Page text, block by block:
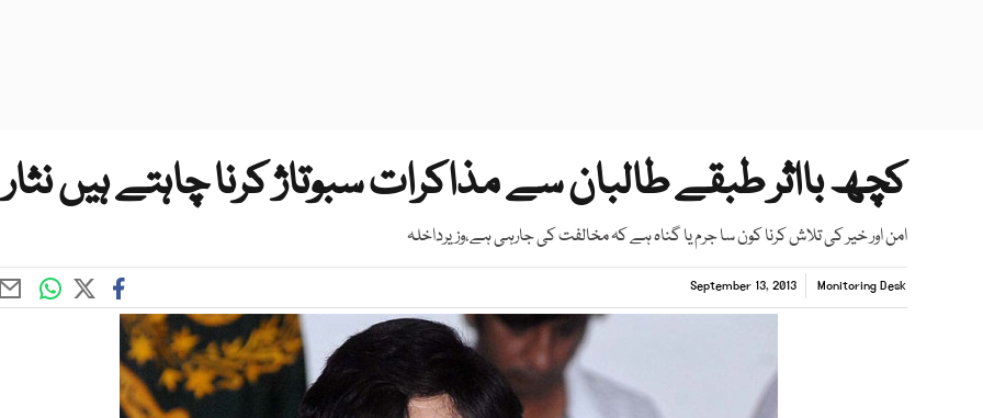
کچھ بااثر طبقے طالبان سے مذاکرات سبوتاژ کرنا چاہتے ہیں نثار
امن اور خیر کی تلاش کرنا کون سا جرم یا گناہ ہے کہ مخالفت کی جارہی ہے،وزیرداخلہ
Monitoring Desk
September 13, 2013